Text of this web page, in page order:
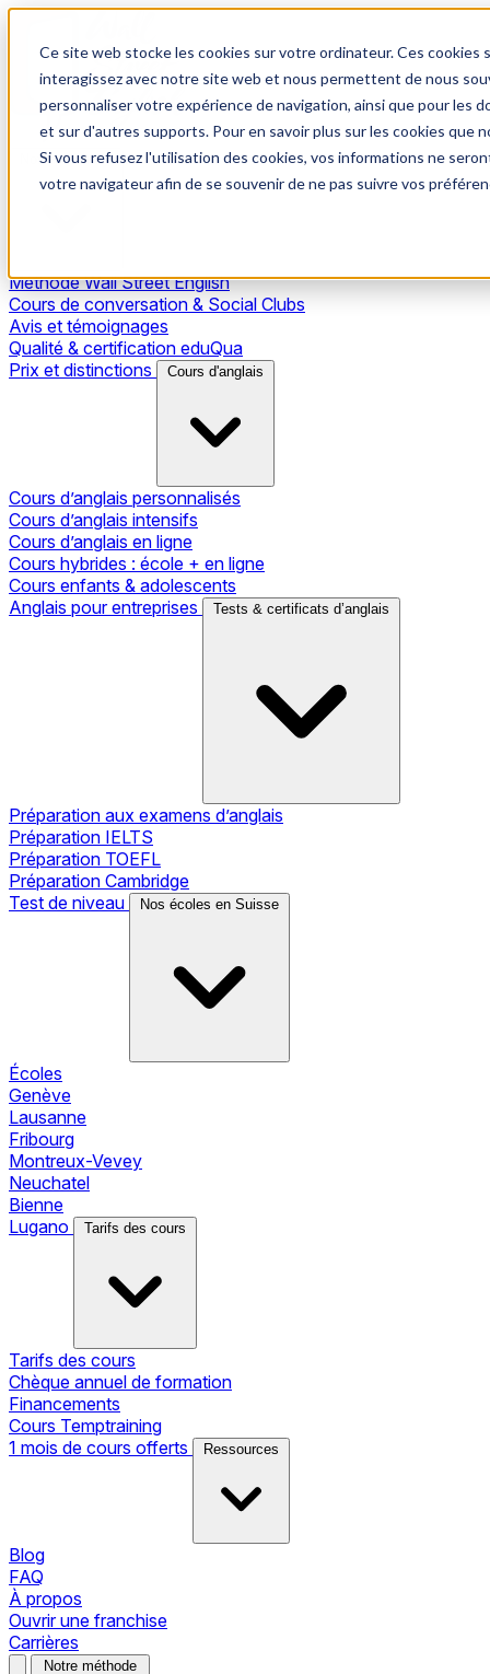
Ce site web stocke les cookies sur votre ordinateur. Ces
interagissez avec notre site web et nous permettent de nous
personnaliser votre expérience de navigation, ainsi que pour les
et sur d'autres supports. Pour en savoir plus sur les cookies
Si vous refusez l'utilisation des cookies, vos informations ne
votre navigateur afin de se souvenir de ne pas suivre vos
Notre méthode
Méthode Wall Street English
Cours de conversation & Social Clubs
Avis et témoignages
Qualité & certification eduQua
Prix et distinctions
Cours d'anglais
Cours d’anglais personnalisés
Cours d’anglais intensifs
Cours d’anglais en ligne
Cours hybrides : école + en ligne
Cours enfants & adolescents
Anglais pour entreprises
Tests & certificats d’anglais
Préparation aux examens d’anglais
Préparation IELTS
Préparation TOEFL
Préparation Cambridge
Test de niveau
Nos écoles en Suisse
Écoles
Genève
Lausanne
Fribourg
Montreux-Vevey
Neuchatel
Bienne
Lugano
Tarifs des cours
Tarifs des cours
Chèque annuel de formation
Financements
Cours Temptraining
1 mois de cours offerts
Ressources
Blog
FAQ
À propos
Ouvrir une franchise
Carrières
Notre méthode